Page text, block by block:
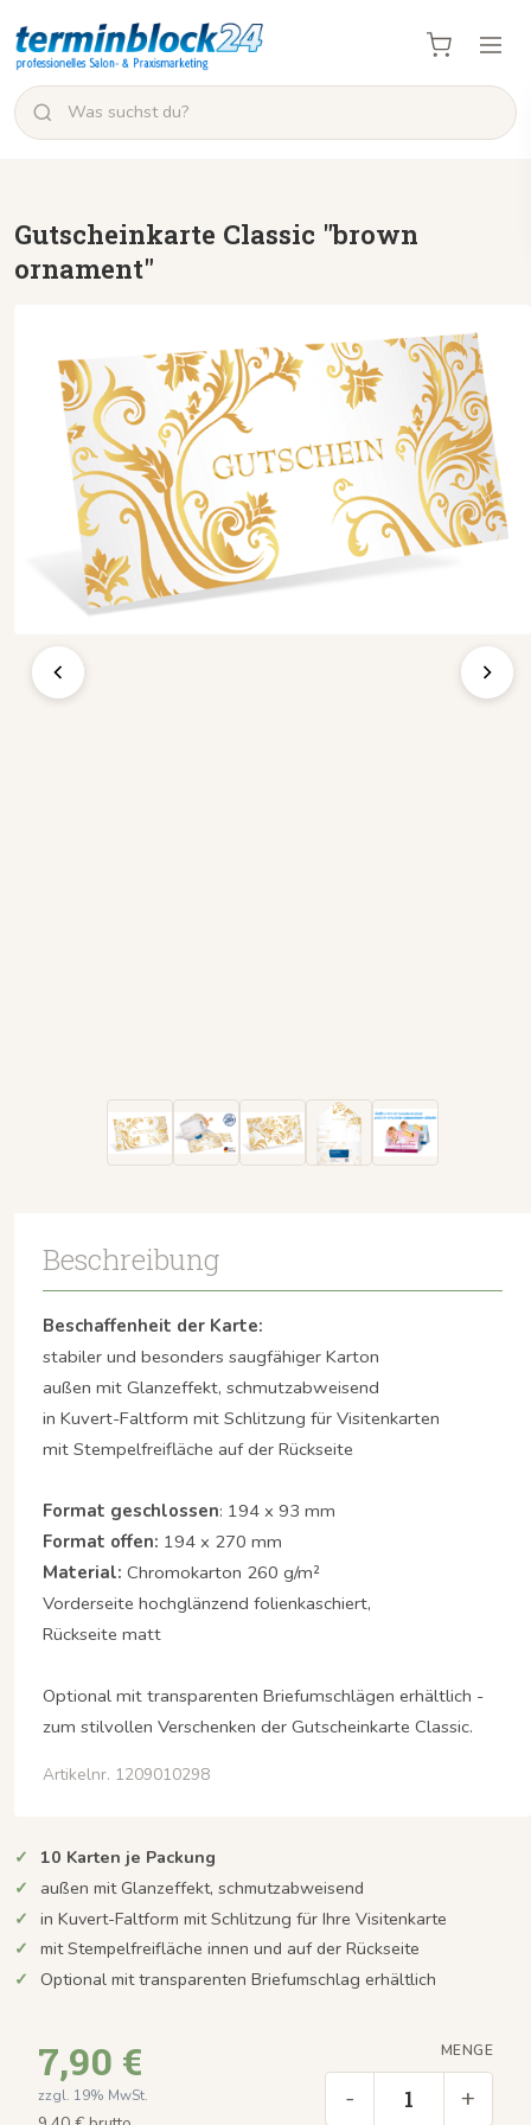
Gutscheinkarte Classic "brown
ornament"
Beschreibung
Beschaffenheit der Karte:
stabiler und besonders saugfähiger Karton
außen mit Glanzeffekt, schmutzabweisend
in Kuvert-Faltform mit Schlitzung für Visitenkarten
mit Stempelfreifläche auf der Rückseite
Format geschlossen: 194 x 93 mm
Format offen: 194 x 270 mm
Material: Chromokarton 260 g/m²
Vorderseite hochglänzend folienkaschiert,
Rückseite matt
Optional mit transparenten Briefumschlägen erhältlich -
zum stilvollen Verschenken der Gutscheinkarte Classic.
Artikelnr. 1209010298
10 Karten je Packung
außen mit Glanzeffekt, schmutzabweisend
in Kuvert-Faltform mit Schlitzung für Ihre Visitenkarte
mit Stempelfreifläche innen und auf der Rückseite
Optional mit transparenten Briefumschlag erhältlich
7,90 €
zzgl. 19% MwSt.
MENGE
- +